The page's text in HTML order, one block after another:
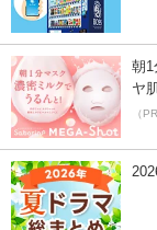
朝1
ヤ
（